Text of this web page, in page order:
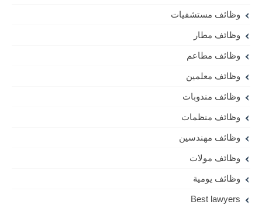
وظائف مستشفيات
وظائف مطار
وظائف مطاعم
وظائف معلمين
وظائف مندوبات
وظائف منظمات
وظائف مهندسين
وظائف مولات
وظائف يومية
Best lawyers